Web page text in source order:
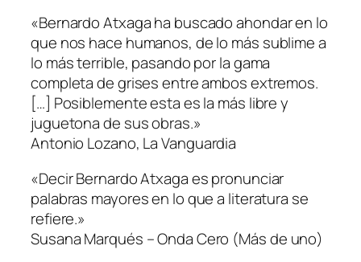
«Bernardo Atxaga ha buscado ahondar en lo
que nos hace humanos, de lo más sublime a
lo más terrible, pasando por la gama
completa de grises entre ambos extremos.
[…] Posiblemente esta es la más libre y
juguetona de sus obras.»
Antonio Lozano, La Vanguardia
«Decir Bernardo Atxaga es pronunciar
palabras mayores en lo que a literatura se
refiere.»
Susana Marqués – Onda Cero (Más de uno)